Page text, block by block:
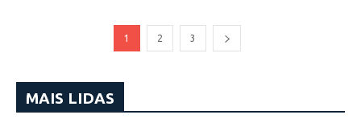
1 2 3
MAIS LIDAS